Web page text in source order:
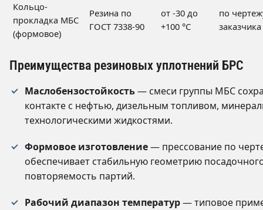
Кольцо-
прокладка МБС
(формовое)
Резина по
ГОСТ 7338-90
от -30 до
+100 °C
по
заказчика
Преимущества резиновых уплотнений БРС
Маслобензостойкость— смеси группы МБС
контакте с нефтью, дизельным топливом,
технологическими жидкостями.
Формовое изготовление— прессование по
обеспечивает стабильную геометрию
повторяемость партий.
Рабочий диапазон температур— типовое